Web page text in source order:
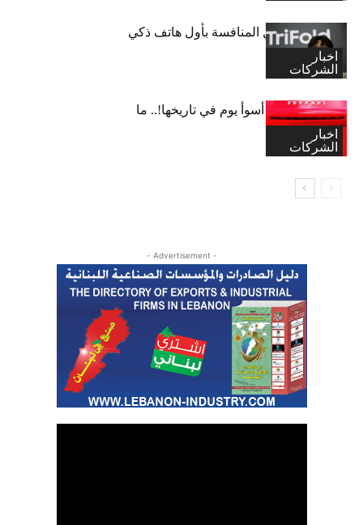
اخبار
الشركات
سامسونغ تشعل المنافسة بأول هاتف ذكي
ثلاثي الطي
اخبار
الشركات
“فيراري” تشهد أسوأ يوم في تاريخها!.. ما
القصة؟
- Advertisement -